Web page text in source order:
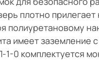
плотно прилегает
полиуретановому
имеет заземление
0 комплектуется